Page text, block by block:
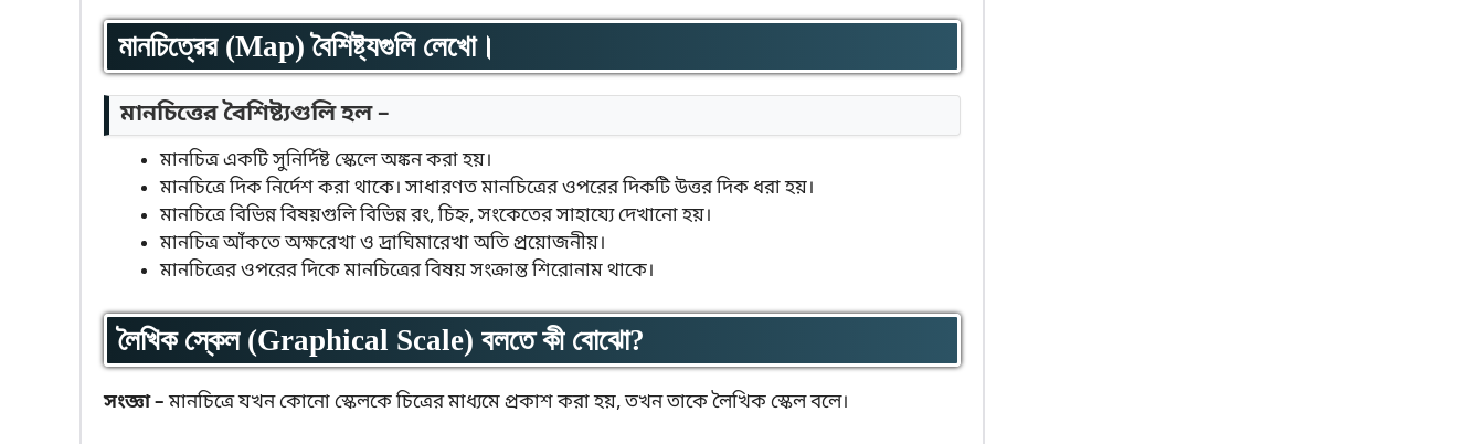
মানচিত্রের (Map) বৈশিষ্ট্যগুলি লেখো।
মানচিত্তের বৈশিষ্ট্যগুলি হল –
মানচিত্র একটি সুনির্দিষ্ট স্কেলে অঙ্কন করা হয়।
মানচিত্রে দিক নির্দেশ করা থাকে। সাধারণত মানচিত্রের ওপরের দিকটি উত্তর দিক ধরা হয়।
মানচিত্রে বিভিন্ন বিষয়গুলি বিভিন্ন রং, চিহ্ন, সংকেতের সাহায্যে দেখানো হয়।
মানচিত্র আঁকতে অক্ষরেখা ও দ্রাঘিমারেখা অতি প্রয়োজনীয়।
মানচিত্রের ওপরের দিকে মানচিত্রের বিষয় সংক্রান্ত শিরোনাম থাকে।
লৈখিক স্কেল (Graphical Scale) বলতে কী বোঝো?
সংজ্ঞা –মানচিত্রে যখন কোনো স্কেলকে চিত্রের মাধ্যমে প্রকাশ করা হয়, তখন তাকে লৈখিক স্কেল বলে।